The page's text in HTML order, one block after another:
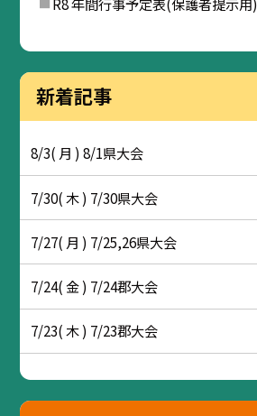
新着記事
8/3( 月 ) 8/1県大会
7/30( 木 ) 7/30県大会
7/27( 月 ) 7/25,26県大会
7/24( 金 ) 7/24郡大会
7/23( 木 ) 7/23郡大会